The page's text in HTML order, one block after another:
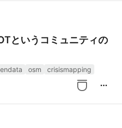
というコミュニティの
osm crisismapping
more_horiz